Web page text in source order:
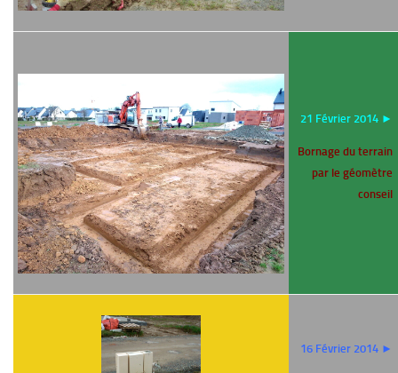
21 Février 2014 ►
Bornage du terrain
par le géomètre
conseil
16 Février 2014 ►